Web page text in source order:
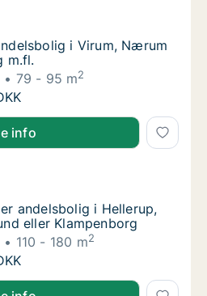
i Virum, Nærum eller
i Virum, Nærum eller
i Virum, Nærum
m.fl.
79 - 95 m2
i Virum, Nærum eller
i Virum, Nærum eller Søborg
info
andelsbolig i Hellerup,
andelsbolig i Hellerup,
andelsbolig i Hellerup,
eller Klampenborg
110 - 180 m2
andelsbolig i Hellerup,
i Hellerup, Charlottenlund